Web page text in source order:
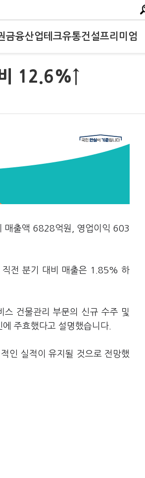
금융산업테크유통건설프리미엄
12.6%↑
매출액 6828억원, 영업이익 603
전 분기 대비 매출은 1.85% 하
건물관리 부문의 신규 수주 및
주효했다고 설명했습니다.
인 실적이 유지될 것으로 전망했